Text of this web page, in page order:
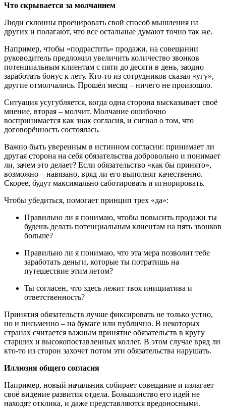
Что скрывается за молчанием
Люди склонны проецировать свой способ мышления на
других и полагают, что все остальные думают точно так же.
Например, чтобы «подрастить» продажи, на совещании
руководитель предложил увеличить количество звонков
потенциальным клиентам с пяти до десяти в день, заодно
заработать бонус к лету. Кто-то из сотрудников сказал «угу»,
другие отмолчались. Прошёл месяц – ничего не произошло.
Ситуация усугубляется, когда одна сторона высказывает своё
мнение, вторая – молчит. Молчание ошибочно
воспринимается как знак согласия, и сигнал о том, что
договорённость состоялась.
Важно быть уверенным в истинном согласии: принимает ли
другая сторона на себя обязательства добровольно и понимает
ли, зачем это делает? Если обязательство «как бы принято»,
возможно – навязано, вряд ли его выполнят качественно.
Скорее, будут максимально саботировать и игнорировать.
Чтобы убедиться, помогает принцип трех «да»:
Правильно ли я понимаю, чтобы повысить продажи ты
будешь делать потенциальным клиентам на пять звонков
больше?
Правильно ли я понимаю, что эта мера позволит тебе
заработать деньги, которые ты потратишь на
путешествие этим летом?
Ты согласен, что здесь лежит твоя инициатива и
ответственность?
Принятия обязательств лучше фиксировать не только устно,
но и письменно – на бумаге или публично. В некоторых
странах считается важным принятие обязательств в кругу
старших и высокопоставленных коллег. В этом случае вряд ли
кто-то из сторон захочет потом эти обязательства нарушать.
Иллюзия общего согласия
Например, новый начальник собирает совещание и излагает
своё видение развития отдела. Большинство его идей не
находят отклика, и даже представляются вредоносными.